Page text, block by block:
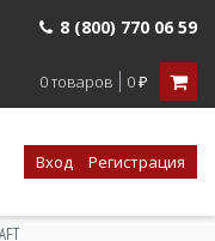
8 (800) 770 06 59
0 товаров 0₽
Вход Регистрация